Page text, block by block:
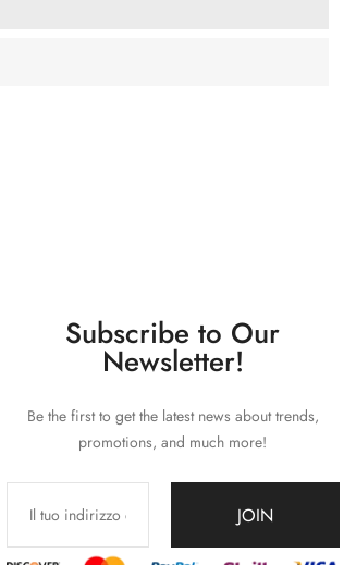
Subscribe to Our
Newsletter!
Be the first to get the latest news about trends,
promotions, and much more!
JOIN